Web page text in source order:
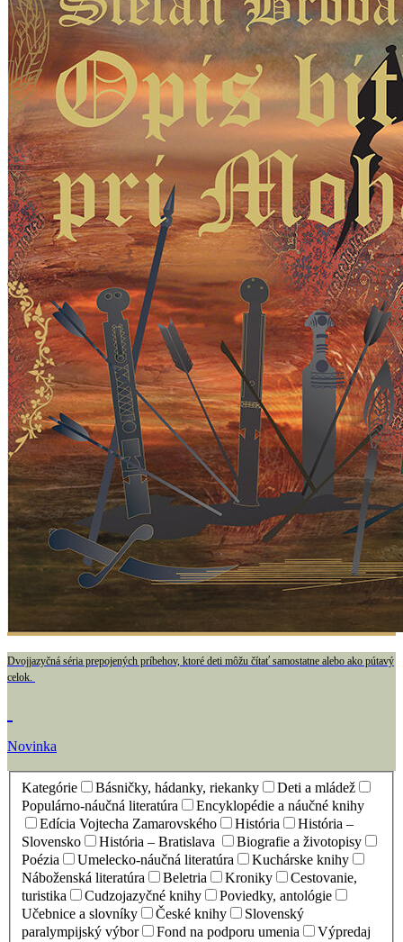
Dvojjazyčná séria prepojených príbehov, ktoré deti môžu čítať samostatne alebo ako pútavý
celok.
Novinka
Kategórie Básničky, hádanky, riekanky
Deti a mládež
Populárno-náučná literatúra
Encyklopédie a náučné knihy
Edícia Vojtecha Zamarovského
História
História –
Slovensko
História – Bratislava
Biografie a životopisy
Poézia
Umelecko-náučná literatúra
Kuchárske knihy
Náboženská literatúra
Beletria Kroniky
Cestovanie,
turistika
Cudzojazyčné knihy
Poviedky, antológie
Učebnice a slovníky
České knihy
Slovenský
paralympijský výbor
Fond na podporu umenia
Výpredaj